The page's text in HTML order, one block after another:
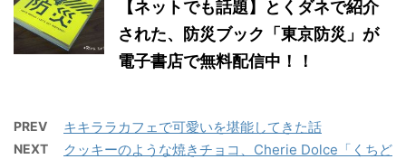
【ネットでも話題】とくダネで紹介
された、防災ブック「東京防災」が
電子書店で無料配信中！！
PREV キキララカフェで可愛いを堪能してきた話
NEXT
クッキーのような焼きチョコ、Cherie Dolce「くちど